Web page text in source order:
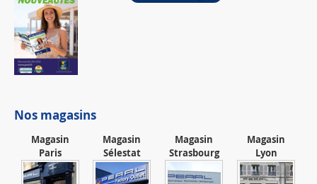
Nos magasins
Magasin
Paris
Magasin
Sélestat
Magasin
Strasbourg
Magasin
Lyon